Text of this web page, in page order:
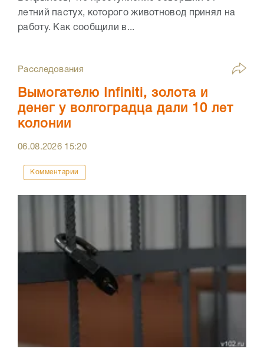
летний пастух, которого животновод принял на
работу. Как сообщили в...
Расследования
Вымогателю Infiniti, золота и
денег у волгоградца дали 10 лет
колонии
06.08.2026 15:20
Комментарии